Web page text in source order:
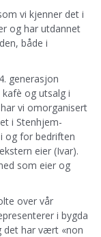
vi kjenner det i
og har utdannet
både i
generasjon
og utsalg i
vi omorganisert
i Stenhjem-
og for bedriften
eier (Ivar).
som eier og
over vår
i bygda
det har vært «non